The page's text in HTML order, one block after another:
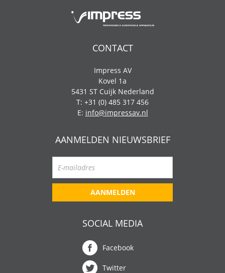
CONTACT
Impress AV
Kovel 1a
5431 ST Cuijk Nederland
T: +31 (0) 485 317 456
E: info@impressav.nl
AANMELDEN NIEUWSBRIEF
AANMELDEN
SOCIAL MEDIA
Facebook
Twitter